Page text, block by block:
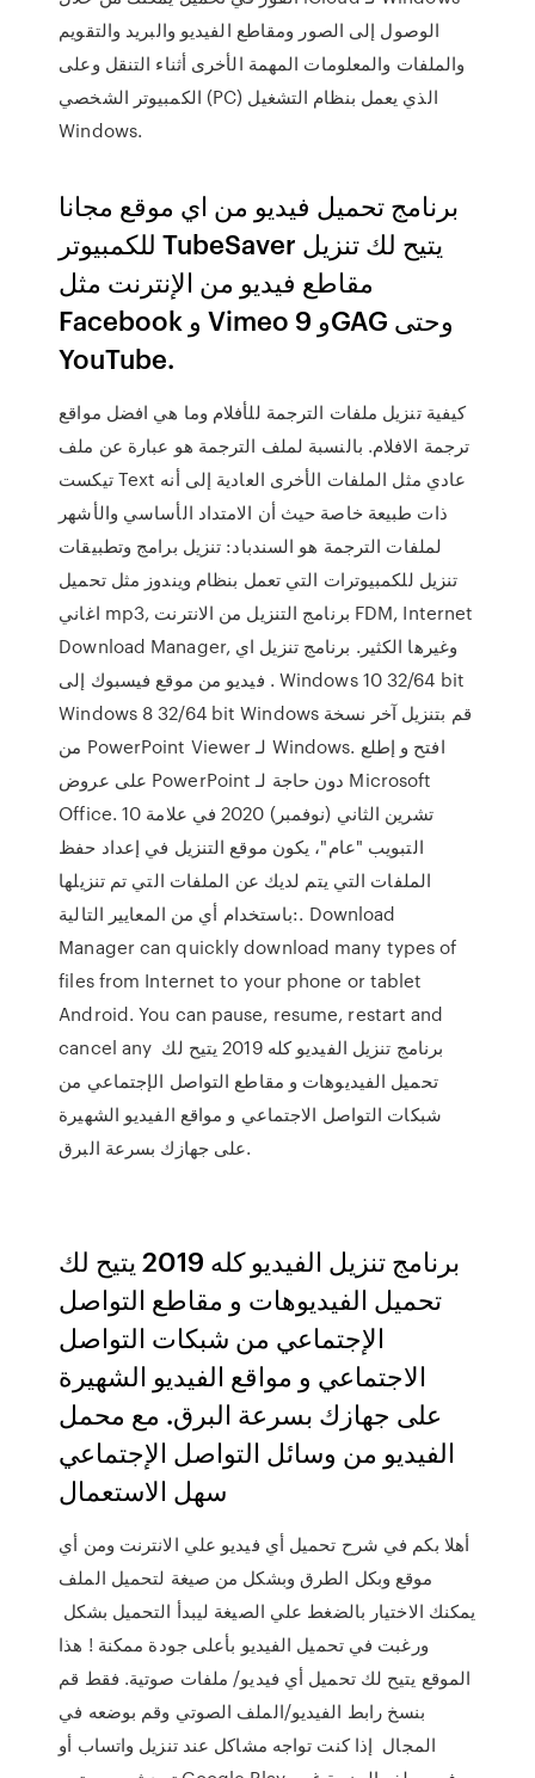
الوصول إلى الصور ومقاطع الفيديو والبريد والتقويم
والملفات والمعلومات المهمة الأخرى أثناء التنقل وعلى
الكمبيوتر الشخصي (PC) الذي يعمل بنظام التشغيل
Windows.
برنامج تحميل فيديو من اي موقع مجانا
للكمبيوتر TubeSaver يتيح لك تنزيل
مقاطع فيديو من الإنترنت مثل
Facebook و Vimeo و 9GAG وحتى
YouTube.
كيفية تنزيل ملفات الترجمة للأفلام وما هي افضل مواقع
ترجمة الافلام. بالنسبة لملف الترجمة هو عبارة عن ملف
تيكست Text عادي مثل الملفات الأخرى العادية إلى أنه
ذات طبيعة خاصة حيث أن الامتداد الأساسي والأشهر
لملفات الترجمة هو السندباد: تنزيل برامج وتطبيقات
تنزيل للكمبيوترات التي تعمل بنظام ويندوز مثل تحميل
اغاني mp3, برنامج التنزيل من الانترنت FDM, Internet
Download Manager, وغيرها الكثير. برنامج تنزيل اي
فيديو من موقع فيسبوك إلى . Windows 10 32/64 bit
Windows 8 32/64 bit Windows قم بتنزيل آخر نسخة
من PowerPoint Viewer لـ Windows. افتح و إطلع
على عروض PowerPoint دون حاجة لـ Microsoft
Office. 10 تشرين الثاني (نوفمبر) 2020 في علامة
التبويب "عام"، يكون موقع التنزيل في إعداد حفظ
الملفات التي يتم لديك عن الملفات التي تم تنزيلها
باستخدام أي من المعايير التالية:. Download
Manager can quickly download many types of
files from Internet to your phone or tablet
Android. You can pause, resume, restart and
cancel any برنامج تنزيل الفيديو كله 2019 يتيح لك
تحميل الفيديوهات و مقاطع التواصل الإجتماعي من
شبكات التواصل الاجتماعي و مواقع الفيديو الشهيرة
على جهازك بسرعة البرق.
برنامج تنزيل الفيديو كله 2019 يتيح لك
تحميل الفيديوهات و مقاطع التواصل
الإجتماعي من شبكات التواصل
الاجتماعي و مواقع الفيديو الشهيرة
على جهازك بسرعة البرق. مع محمل
الفيديو من وسائل التواصل الإجتماعي
سهل الاستعمال
أهلا بكم في شرح تحميل أي فيديو علي الانترنت ومن أي
موقع وبكل الطرق وبشكل من صيغة لتحميل الملف
يمكنك الاختيار بالضغط علي الصيغة ليبدأ التحميل بشكل
ورغبت في تحميل الفيديو بأعلى جودة ممكنة ! هذا
الموقع يتيح لك تحميل أي فيديو/ ملفات صوتية. فقط قم
بنسخ رابط الفيديو/الملف الصوتي وقم بوضعه في
المجال إذا كنت تواجه مشاكل عند تنزيل واتساب أو